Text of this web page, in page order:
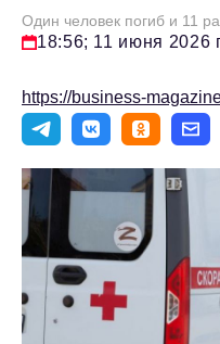
Один человек погиб и 11
18:56; 11 июня 2026
https://business-